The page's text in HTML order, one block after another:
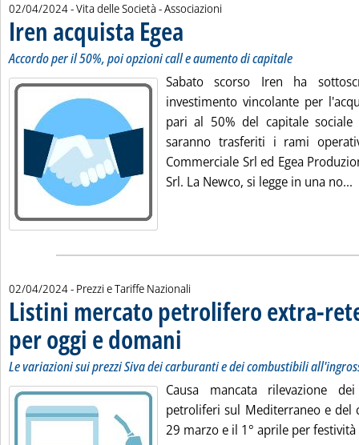
02/04/2024- Vita delle Società - Associazioni
Iren acquista Egea
Accordo per il 50%, poi opzioni call e aumento di capitale
Sabato scorso Iren ha
investimento vincolante per
pari al 50% del capitale
saranno trasferiti i rami
Commerciale Srl ed Egea
Srl. La Newco, si legge in una no...
02/04/2024- Prezzi e Tariffe Nazionali
Listini mercato petrolifero extra-
per oggi e domani
Le variazioni sui prezzi Siva dei carburanti e dei combustibili
Causa mancata rilevazione
petroliferi sul Mediterraneo e
29 marzo e il 1° aprile per festività